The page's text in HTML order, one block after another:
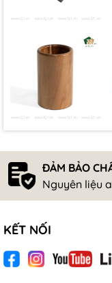
ĐẢM BẢO
Nguyên liệu
KẾT NỐI